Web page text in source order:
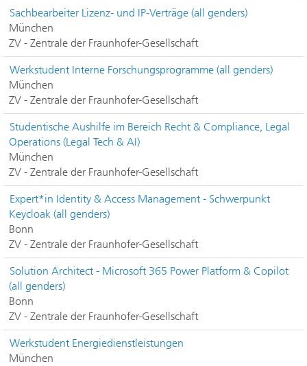
Sachbearbeiter Lizenz- und IP-Verträge (all genders)
München
ZV - Zentrale der Fraunhofer-Gesellschaft
Werkstudent Interne Forschungsprogramme (all genders)
München
ZV - Zentrale der Fraunhofer-Gesellschaft
Studentische Aushilfe im Bereich Recht & Compliance, Legal
Operations (Legal Tech & AI)
München
ZV - Zentrale der Fraunhofer-Gesellschaft
Expert*in Identity & Access Management - Schwerpunkt
Keycloak (all genders)
Bonn
ZV - Zentrale der Fraunhofer-Gesellschaft
Solution Architect - Microsoft 365 Power Platform & Copilot
(all genders)
Bonn
ZV - Zentrale der Fraunhofer-Gesellschaft
Werkstudent Energiedienstleistungen
München